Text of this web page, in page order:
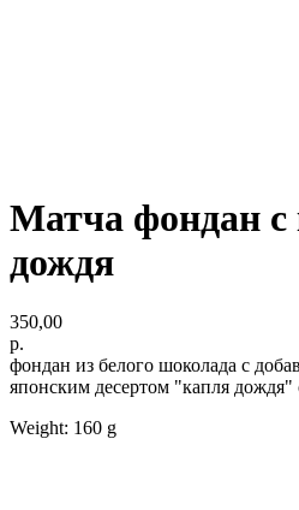
Матча фондан с
дождя
350,00
р.
фондан из белого шоколада с
японским десертом "капля
Weight: 160 g